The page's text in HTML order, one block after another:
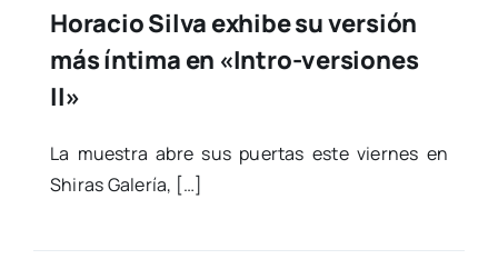
Horacio Silva exhibe su versión
más íntima en «Intro-versiones
II»
La mues­tra abre sus puer­tas este vier­nes en
Shi­ras Gale­ría, […]